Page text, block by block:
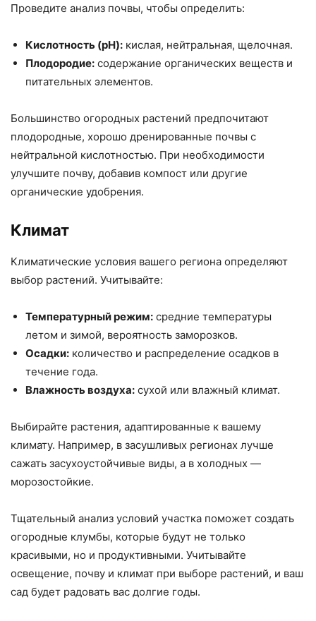
Проведите анализ почвы, чтобы определить:
Кислотность (pH): кислая, нейтральная, щелочная.
Плодородие: содержание органических веществ и
питательных элементов.
Большинство огородных растений предпочитают
плодородные, хорошо дренированные почвы с
нейтральной кислотностью. При необходимости
улучшите почву, добавив компост или другие
органические удобрения.
Климат
Климатические условия вашего региона определяют
выбор растений. Учитывайте:
Температурный режим: средние температуры
летом и зимой, вероятность заморозков.
Осадки: количество и распределение осадков в
течение года.
Влажность воздуха: сухой или влажный климат.
Выбирайте растения, адаптированные к вашему
климату. Например, в засушливых регионах лучше
сажать засухоустойчивые виды, а в холодных —
морозостойкие.
Тщательный анализ условий участка поможет создать
огородные клумбы, которые будут не только
красивыми, но и продуктивными. Учитывайте
освещение, почву и климат при выборе растений, и ваш
сад будет радовать вас долгие годы.